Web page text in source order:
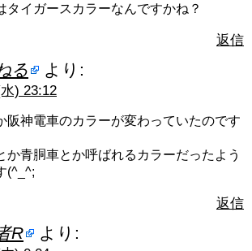
タイガースカラーなんですかね？
返信
る より:
) 23:12
阪神電車のカラーが変わっていたのです
か青胴車とか呼ばれるカラーだったよう
(^_^;
返信
R より: